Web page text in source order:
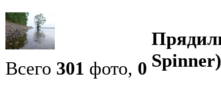
Всего 301 фото, 0 Spinner)